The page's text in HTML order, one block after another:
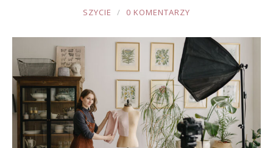
JOULE
SZYCIE 0 KOMENTARZY